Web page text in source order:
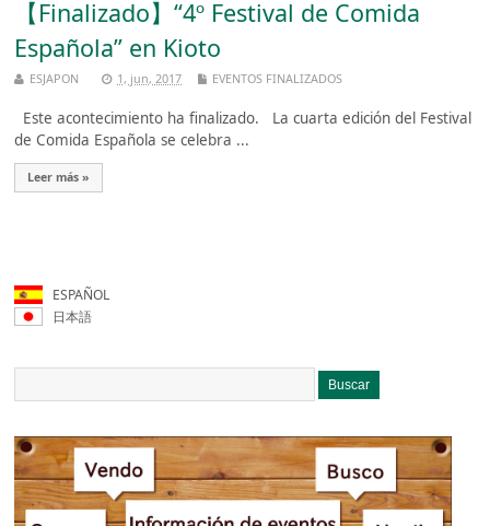
【Finalizado】“4º Festival de Comida
Española” en Kioto
ESJAPON 1, jun, 2017 EVENTOS FINALIZADOS
Este acontecimiento ha finalizado. La cuarta edición del Festival
de Comida Española se celebra ...
Leer más »
ESPAÑOL
日本語